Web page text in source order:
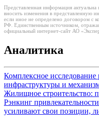
Представленная информация
вносить изменения в представленную
если иное не определено договором с
РФ. Единственным источником,
официальный интернет-сайт АО
Аналитика
Комплексное
инфраструктуры и
Жилищное строительство:
Рэнкинг
усиливают свои позиции,